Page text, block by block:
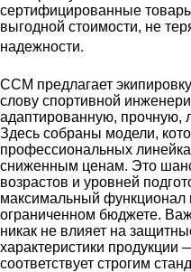
сертифицированные
выгодной стоимости, не
надежности.
CCM предлагает
слову спортивной
адаптированную, прочную,
Здесь собраны модели,
профессиональных
сниженным ценам. Это
возрастов и уровней
максимальный функционал
ограниченном бюджете.
никак не влияет на
характеристики продукции
соответствует строгим